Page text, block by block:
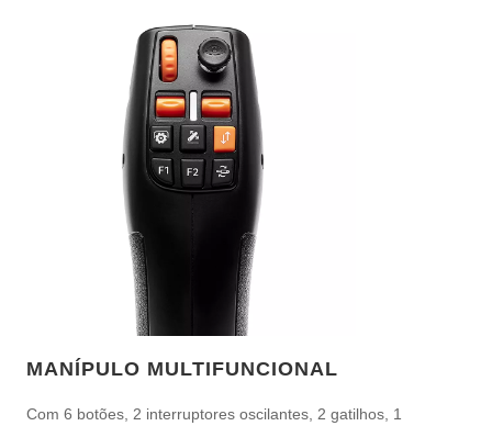
MANÍPULO MULTIFUNCIONAL
Com 6 botões, 2 interruptores oscilantes, 2 gatilhos, 1